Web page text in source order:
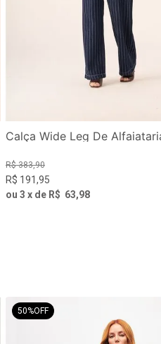
Calça Wide Leg De
R$ 383,90
R$ 191,95
ou 3 x de R$ 63,98
50%OFF